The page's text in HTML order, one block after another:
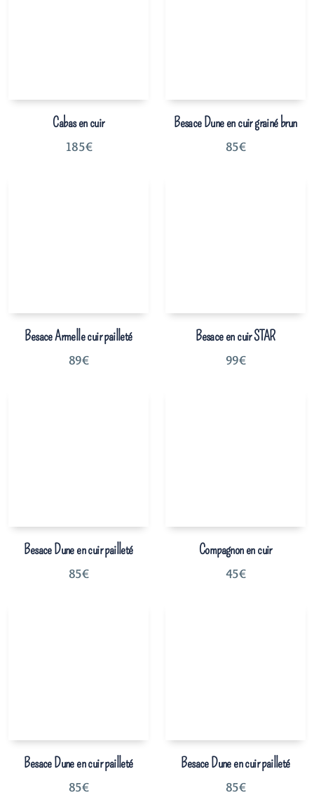
Cabas en cuir
185€
Besace Dune en cuir grainé brun
85€
Besace Armelle cuir pailleté
89€
Besace en cuir STAR
99€
Besace Dune en cuir pailleté
85€
Compagnon en cuir
45€
Besace Dune en cuir pailleté
85€
Besace Dune en cuir pailleté
85€